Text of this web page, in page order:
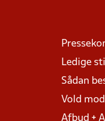
Ledige
Sådan
Vold
Afbud +